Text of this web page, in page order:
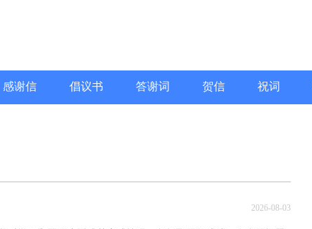
感谢信 倡议书 答谢词 贺信 祝词
2026-08-03